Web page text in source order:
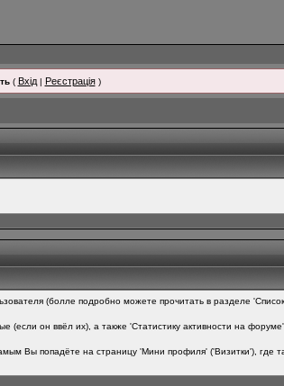
( Вхід| Реєстрація)
(болле подробно можете прочитать в разделе 'Список
он ввёл их), а также 'Статистику активности на форуме'
Вы попадёте на страницу 'Мини профиля' ('Визитки'), где